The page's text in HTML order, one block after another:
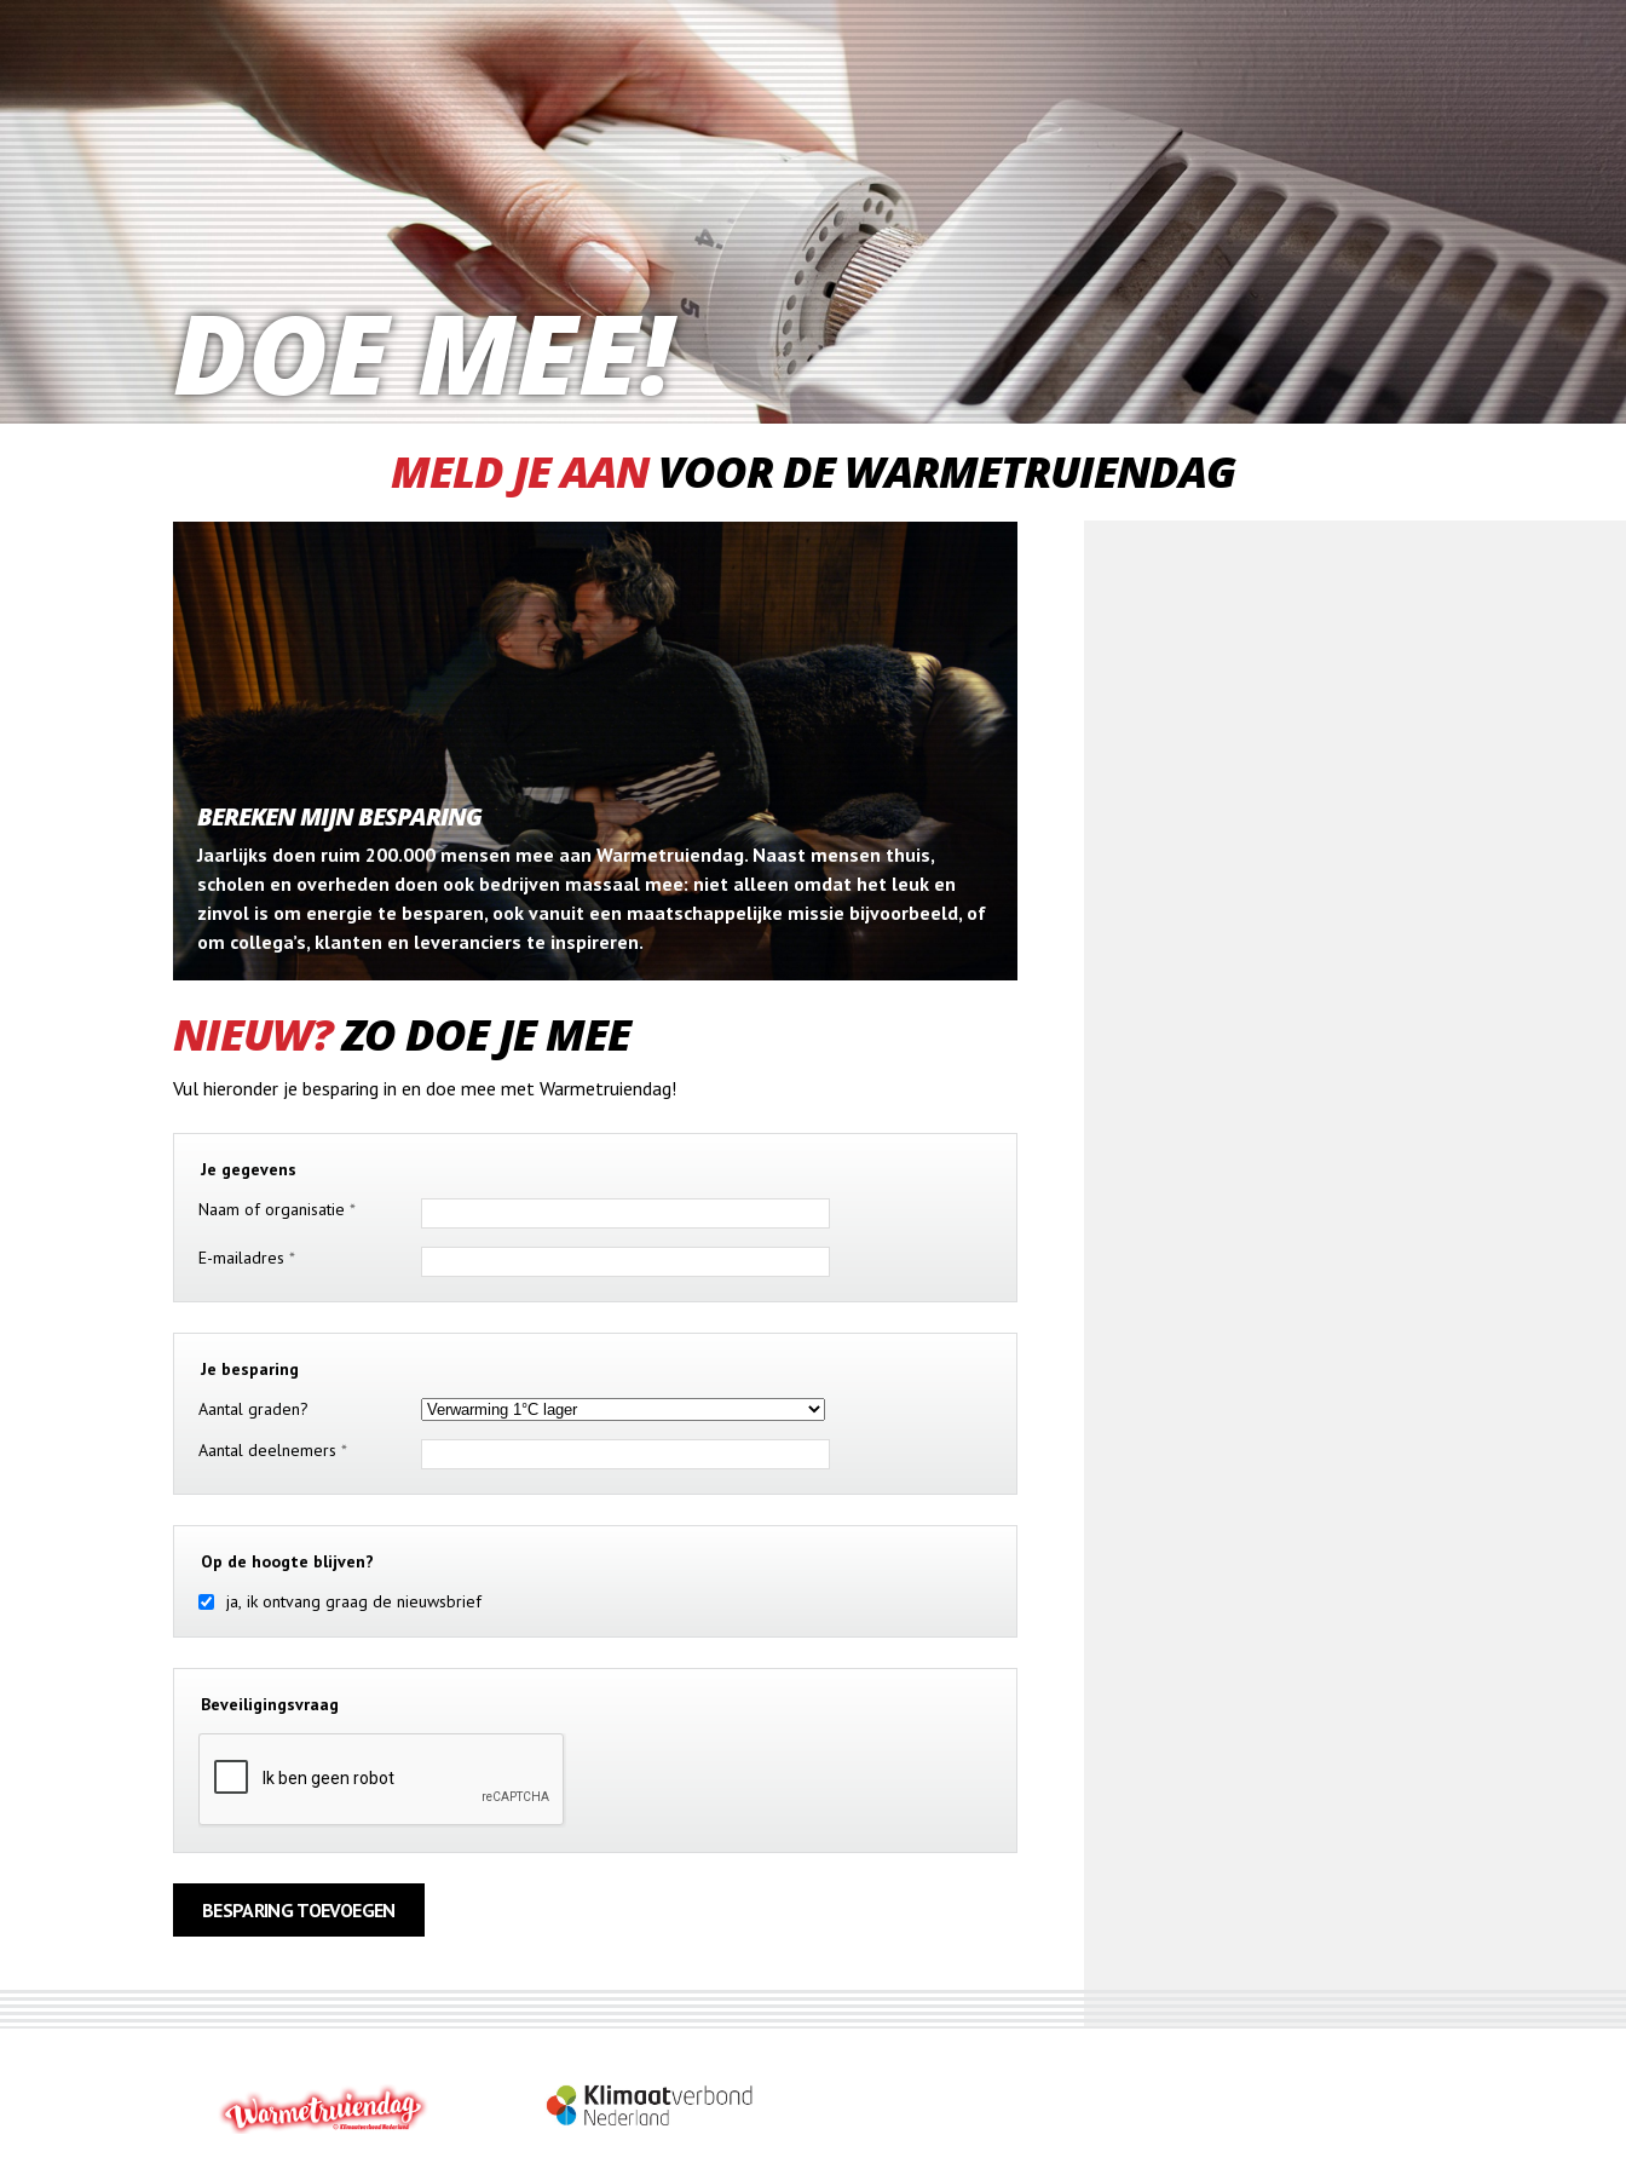
DOE MEE!
MELD JE AANVOOR DE WARMETRUIENDAG
BEREKEN MIJN BESPARING
Jaarlijks doen ruim 200.000 mensen mee aan Warmetruiendag. Naast mensen thuis,
scholen en overheden doen ook bedrijven massaal mee: niet alleen omdat het leuk en
zinvol is om energie te besparen, ook vanuit een maatschappelijke missie bijvoorbeeld, of
om collega’s, klanten en leveranciers te inspireren.
NIEUW?ZO DOE JE MEE
Vul hieronder je besparing in en doe mee met Warmetruiendag!
Je gegevens
Naam of organisatie *
E-mailadres *
Je besparing
Aantal graden?
Aantal deelnemers *
Op de hoogte blijven?
ja, ik ontvang graag de nieuwsbrief
Beveiligingsvraag